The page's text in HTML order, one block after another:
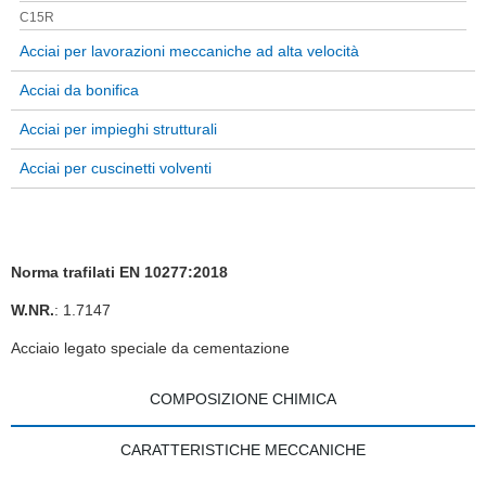
C15R
Acciai per lavorazioni meccaniche ad alta velocità
Acciai da bonifica
Acciai per impieghi strutturali
Acciai per cuscinetti volventi
Norma trafilati EN 10277:2018
W.NR.: 1.7147
Acciaio legato speciale da cementazione
COMPOSIZIONE CHIMICA
CARATTERISTICHE MECCANICHE